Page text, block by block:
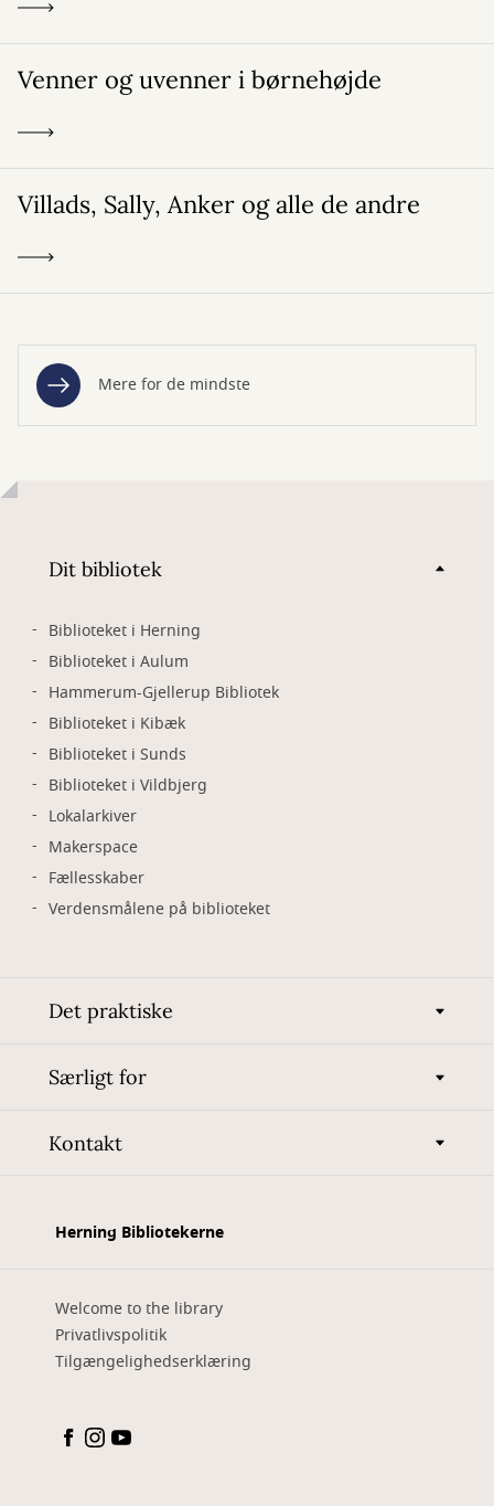
Venner og uvenner i børnehøjde
Villads, Sally, Anker og alle de andre
Mere for de mindste
Dit bibliotek
Biblioteket i Herning
Biblioteket i Aulum
Hammerum-Gjellerup Bibliotek
Biblioteket i Kibæk
Biblioteket i Sunds
Biblioteket i Vildbjerg
Lokalarkiver
Makerspace
Fællesskaber
Verdensmålene på biblioteket
Det praktiske
Særligt for
Kontakt
Herning Bibliotekerne
Welcome to the library
Privatlivspolitik
Tilgængelighedserklæring